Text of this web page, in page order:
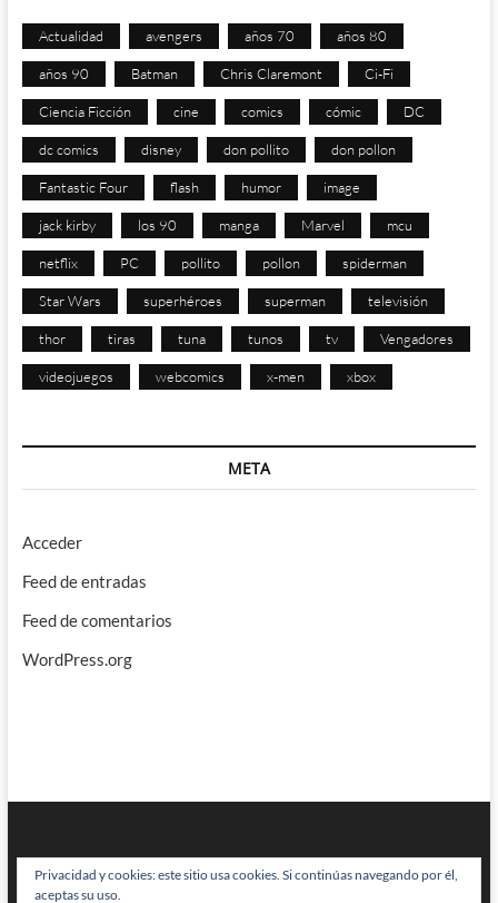
Actualidad avengers años 70 años 80
años 90 Batman Chris Claremont Ci-Fi
Ciencia Ficción cine comics cómic DC
dc comics disney don pollito don pollon
Fantastic Four flash humor image
jack kirby los 90 manga Marvel mcu
netflix PC pollito pollon spiderman
Star Wars superhéroes superman televisión
thor tiras tuna tunos tv Vengadores
videojuegos webcomics x-men xbox
META
Acceder
Feed de entradas
Feed de comentarios
WordPress.org
Privacidad y cookies: este sitio usa cookies. Si continúas navegando por él,
aceptas su uso.